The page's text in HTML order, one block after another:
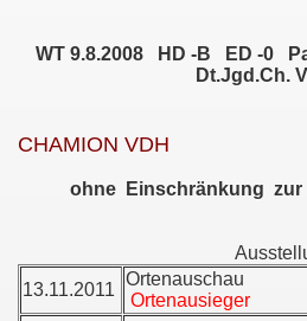
WT 9.8.2008 HD -B ED -0
Dt.Jgd.Ch.
CHAMION VDH
ohne Einschränkung zur
13.11.2011
Ortenauschau
Ortenausieger